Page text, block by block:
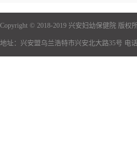
Copyright © 2018-2019 兴安妇幼保健院 版权
地址：兴安盟乌兰浩特市兴安北大路35号 电